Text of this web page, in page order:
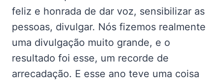
feliz e honrada de dar voz, sensibilizar as
pessoas, divulgar. Nós fizemos realmente
uma divulgação muito grande, e o
resultado foi esse, um recorde de
arrecadação. E esse ano teve uma coisa